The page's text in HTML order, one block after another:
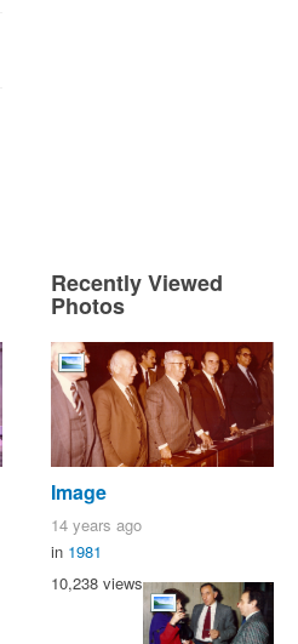
Recently Viewed
Photos
Image
14 years ago
in 1981
10,238 views